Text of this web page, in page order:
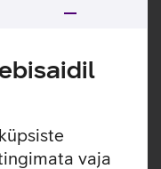
vaja
Samsung Galaxy